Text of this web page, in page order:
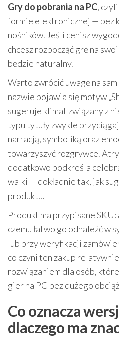
Gry do pobrania na PC,
formie elektronicznej — bez
nośników. Jeśli cenisz
chcesz rozpocząć grę na
będzie naturalny.
Warto zwrócić uwagę na
nazwie pojawia się motyw
sugeruje klimat związany z
typu tytuły zwykle
narracją, symboliką oraz
towarzyszyć rozgrywce.
dodatkowo podkreśla
walki — dokładnie tak, jak
produktu.
Produkt ma przypisane SKU:
czemu łatwo go odnaleźć w
lub przy weryfikacji
co czyni ten zakup
rozwiązaniem dla osób,
gier na PC bez dużego
Co oznacza
dlaczego ma